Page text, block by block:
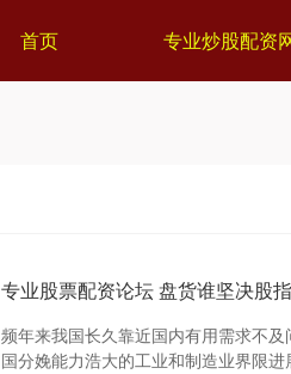
首页 专业炒股配资
专业股票配资论坛 盘货谁坚决股
频年来我国长久靠近国内有用需求不
国分娩能力浩大的工业和制造业界限